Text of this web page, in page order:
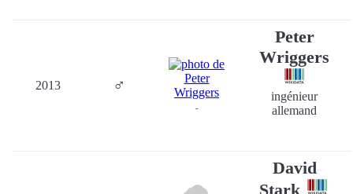
2013 ♂
-
Peter
Wriggers
ingénieur
allemand
David
Stark